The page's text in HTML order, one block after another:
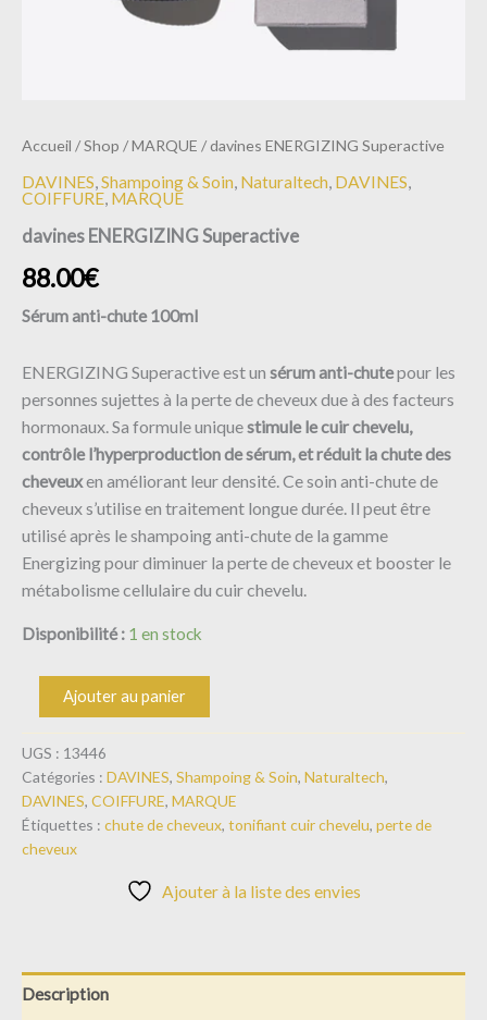
Accueil /Shop /MARQUE / davines ENERGIZING Superactive
DAVINES Shampoing & Soin Naturaltech DAVINES
COIFFURE MARQUE
davines ENERGIZING Superactive
88.00€
Sérum anti-chute 100ml
ENERGIZING Superactive est un sérum anti-chutepour les
personnes sujettes à la perte de cheveux due à des facteurs
hormonaux. Sa formule uniquestimule le cuir chevelu,
contrôle l’hyperproduction de sérum, et réduit la chute des
cheveuxen améliorant leur densité. Ce soin anti-chute de
cheveux s’utilise en traitement longue durée. Il peut être
utilisé après le shampoing anti-chute de la gamme
Energizing pour diminuer la perte de cheveux et booster le
métabolisme cellulaire du cuir chevelu.
Disponibilité : 1 en stock
Ajouter au panier
UGS : 13446
Catégories : DAVINES, Shampoing & Soin, Naturaltech,
DAVINES, COIFFURE, MARQUE
Étiquettes : chute de cheveux, tonifiant cuir chevelu, perte de
cheveux
Ajouter à la liste des envies
Description